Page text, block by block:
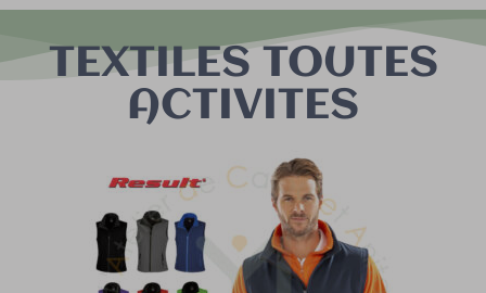
TEXTILES TOUTES
ACTIVITES